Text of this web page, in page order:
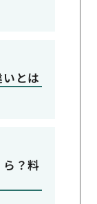
とは
？料